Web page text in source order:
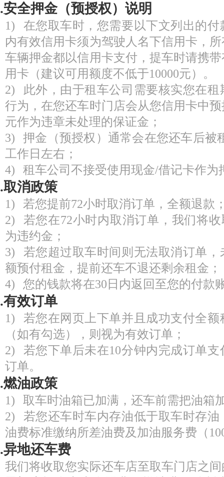
安全押金（预授权）说明
1) 在您取车时，您需要以下文列出的付
内有效信用卡须为驾驶人名下信用卡，
车辆押金都以信用卡支付，提车时请携
用卡（建议可用额度不低于10000元）。
2) 此外，由于租车公司需要核实您在租
行为，在您还车时门店会从您信用卡中
元作为违章未处理的保证金；
3) 押金（预授权）通常会在您还车后被
工作日左右；
4) 租车公司不接受使用现金/借记卡作为
取消政策
1) 若您提前72小时取消订单，全额退款
2) 若您在72小时内取消订单，我们将收
为违约金；
3) 若您超过取车时间则无法取消订单，
额预付租金，提前还车不退还剩余租金；
4) 您的钱款将在30日内返回至您的付款
有效订单
1) 若您在网页上下单并且成功支付全额
（如有勾选），则视为有效订单；
2) 若您下单后未在10分钟内完成订单支
订单。
燃油政策
1) 取车时油箱已加满，还车前需把油箱
2) 若您还车时车内存油低于取车时存油
油费标准缴纳所差油费及加油服务费（
异地还车费
我们将收取您实际还车店至取车门店之